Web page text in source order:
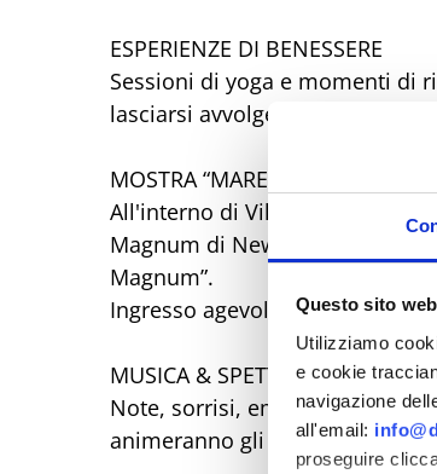
Questo sito
Utilizziamo
e cookie
navigazione
all'email:
proseguire
ESPERIENZE DI BENESSERE
Sessioni di yoga e momenti di
lasciarsi avvolgere dalla quiete
MOSTRA “MARE MAGNUM”
All'interno di Villa Mussolini,
Magnum di New York che
Magnum”.
Ingresso agevolato per il
MUSICA & SPETTACOLI
Note, sorrisi, emozioni sotto il
animeranno gli angoli più